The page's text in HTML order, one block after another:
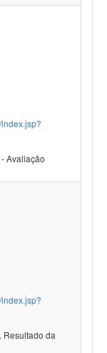
Avaliação
Resultado da